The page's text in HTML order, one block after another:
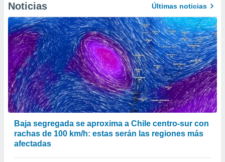
Noticias Últimas noticias
Baja segregada se aproxima a Chile centro-sur con
rachas de 100 km/h: estas serán las regiones más
afectadas